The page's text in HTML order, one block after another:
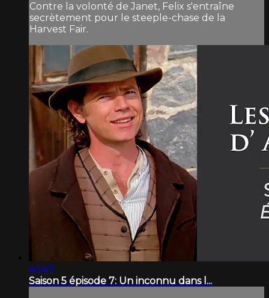
Contre la volonté de Janet, Felix s'entraîne
secrètement pour le steeple-chase de la
Harvest Fair.
46:43
Saison 5 épisode 7: Un inconnu dans l...